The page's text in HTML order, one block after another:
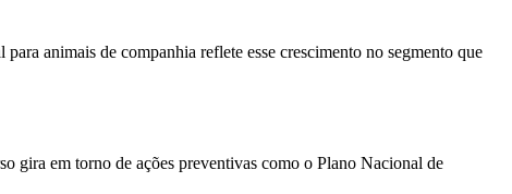
animais de companhia reflete esse crescimento no segmento que
gira em torno de ações preventivas como o Plano Nacional de